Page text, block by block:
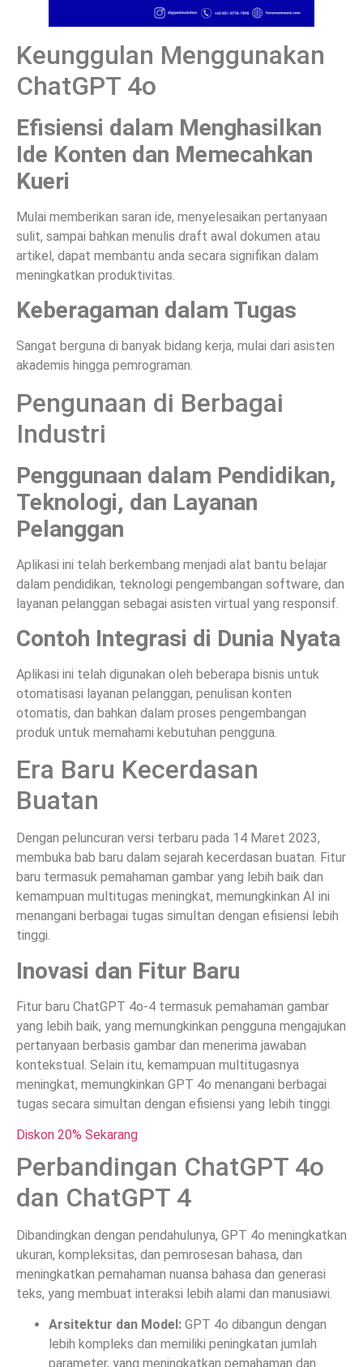
Keunggulan Menggunakan
ChatGPT 4o
Efisiensi dalam Menghasilkan
Ide Konten dan Memecahkan
Kueri
Mulai memberikan saran ide, menyelesaikan pertanyaan
sulit, sampai bahkan menulis draft awal dokumen atau
artikel, dapat membantu anda secara signifikan dalam
meningkatkan produktivitas.
Keberagaman dalam Tugas
Sangat berguna di banyak bidang kerja, mulai dari asisten
akademis hingga pemrograman.
Pengunaan di Berbagai
Industri
Penggunaan dalam Pendidikan,
Teknologi, dan Layanan
Pelanggan
Aplikasi ini telah berkembang menjadi alat bantu belajar
dalam pendidikan, teknologi pengembangan software, dan
layanan pelanggan sebagai asisten virtual yang responsif.
Contoh Integrasi di Dunia Nyata
Aplikasi ini telah digunakan oleh beberapa bisnis untuk
otomatisasi layanan pelanggan, penulisan konten
otomatis, dan bahkan dalam proses pengembangan
produk untuk memahami kebutuhan pengguna.
Era Baru Kecerdasan
Buatan
Dengan peluncuran versi terbaru pada 14 Maret 2023,
membuka bab baru dalam sejarah kecerdasan buatan. Fitur
baru termasuk pemahaman gambar yang lebih baik dan
kemampuan multitugas meningkat, memungkinkan AI ini
menangani berbagai tugas simultan dengan efisiensi lebih
tinggi.
Inovasi dan Fitur Baru
Fitur baru ChatGPT 4o-4 termasuk pemahaman gambar
yang lebih baik, yang memungkinkan pengguna mengajukan
pertanyaan berbasis gambar dan menerima jawaban
kontekstual. Selain itu, kemampuan multitugasnya
meningkat, memungkinkan GPT 4o menangani berbagai
tugas secara simultan dengan efisiensi yang lebih tinggi.
Diskon 20% Sekarang
Perbandingan ChatGPT 4o
dan ChatGPT 4
Dibandingkan dengan pendahulunya, GPT 4o meningkatkan
ukuran, kompleksitas, dan pemrosesan bahasa, dan
meningkatkan pemahaman nuansa bahasa dan generasi
teks, yang membuat interaksi lebih alami dan manusiawi.
Arsitektur dan Model: GPT 4o dibangun dengan
lebih kompleks dan memiliki peningkatan jumlah
parameter, yang meningkatkan pemahaman dan